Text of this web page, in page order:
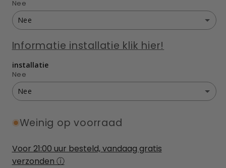
(+ €8,00 EUR)
Ja 2 stuks (+ €16,00 EUR)
Ja 3 stuks
(+ €32,00 EUR)
Nee
Nee
Nee
Ja + Enkelzijdige Universele Montagepaal
Informatie installatie klik hier!
installatie
Nee
Nee
Weinig op voorraad
Voor 21:00 uur besteld, vandaag gratis
verzonden ⓘ